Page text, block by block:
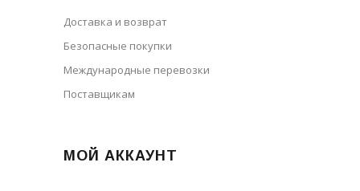
Доставка и возврат
Безопасные покупки
Международные перевозки
Поставщикам
МОЙ АККАУНТ